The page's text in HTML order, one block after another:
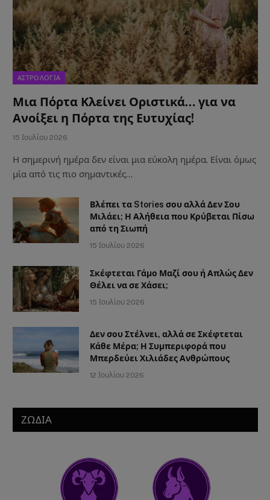
ΑΣΤΡΟΛΟΓΙΑ
Μια Πόρτα Κλείνει Οριστικά… για να
Ανοίξει η Πόρτα της Ευτυχίας!
15 Ιουλίου 2026
Η σημερινή ημέρα δεν είναι μια εύκολη ημέρα. Είναι όμως
μία από τις πιο σημαντικές…
Βλέπει τα Stories σου αλλά Δεν Σου
Μιλάει; Η Αλήθεια που Κρύβεται Πίσω
από τη Σιωπή
15 Ιουλίου 2026
Σκέφτεται Γάμο Μαζί σου ή Απλώς Δεν
Θέλει να σε Χάσει;
15 Ιουλίου 2026
Δεν σου Στέλνει, αλλά σε Σκέφτεται
Κάθε Μέρα; Η Συμπεριφορά που
Μπερδεύει Χιλιάδες Ανθρώπους
12 Ιουλίου 2026
ΖΩΔΙΑ